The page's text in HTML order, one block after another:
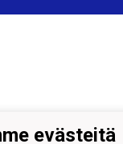
evästeitä